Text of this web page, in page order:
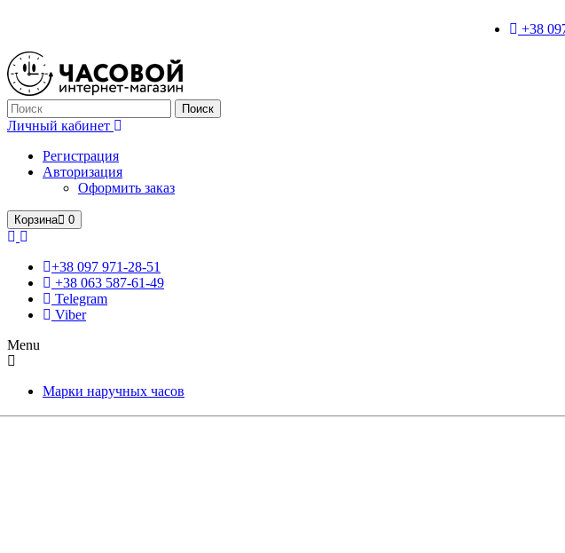
+38
Поиск
Личный кабинет
Регистрация
Авторизация
Оформить заказ
Корзина 0
+38 097 971-28-51
+38 063 587-61-49
Telegram
Viber
Menu
Марки наручных часов